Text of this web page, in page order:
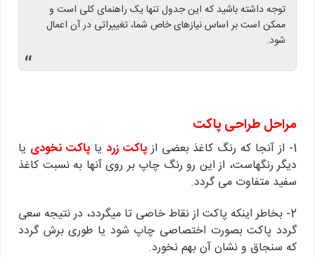
توجه داشته باشید که این جدول تنها یک راهنمای کلی است و
ممکن است بر اساس نیازهای خاص شما، تغییراتی در آن اعمال
شود.
“
مراحل طراحی پاکت
1- از آنجا که رنگ کاغذ بعضی از پاکت زرد یاپاکت نخودی یا
دیگر رنگهاست، از این رو رنگ چاپ بر روی آنها به نسبت کاغذ
سفید متفاوت می گردد.
2- بخاطر اینکه پاکت از نقاط خاصی تا میگردد، در نتیجه سعی
گردد پاکت بصورت اختصاصی چاپ شود یا طوری برش گردد
که سنجاق و نشان آن بهم نخورد.